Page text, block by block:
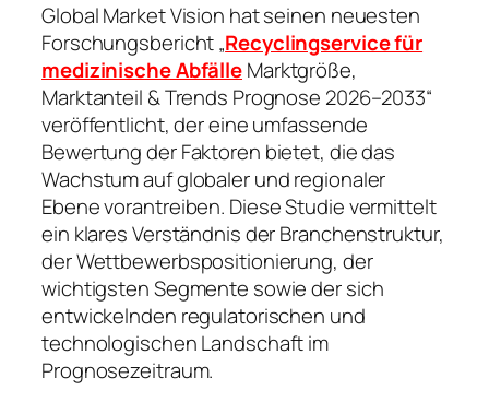
Global Market Vision hat seinen neuesten
Forschungsbericht „Recyclingservice für
medizinische AbfälleMarktgröße,
Marktanteil & Trends Prognose 2026–2033“
veröffentlicht, der eine umfassende
Bewertung der Faktoren bietet, die das
Wachstum auf globaler und regionaler
Ebene vorantreiben. Diese Studie vermittelt
ein klares Verständnis der Branchenstruktur,
der Wettbewerbspositionierung, der
wichtigsten Segmente sowie der sich
entwickelnden regulatorischen und
technologischen Landschaft im
Prognosezeitraum.